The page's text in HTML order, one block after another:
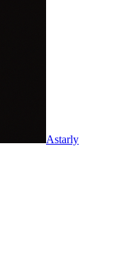
Astarly